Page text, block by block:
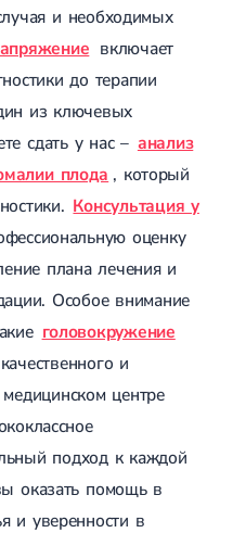
и необходимых
включает
до терапии
из ключевых
сдать у нас – анализ
плода , который
Консультация у
оценку
плана лечения и
Особое внимание
головокружение
и
центре
подход к каждой
оказать помощь в
и уверенности в